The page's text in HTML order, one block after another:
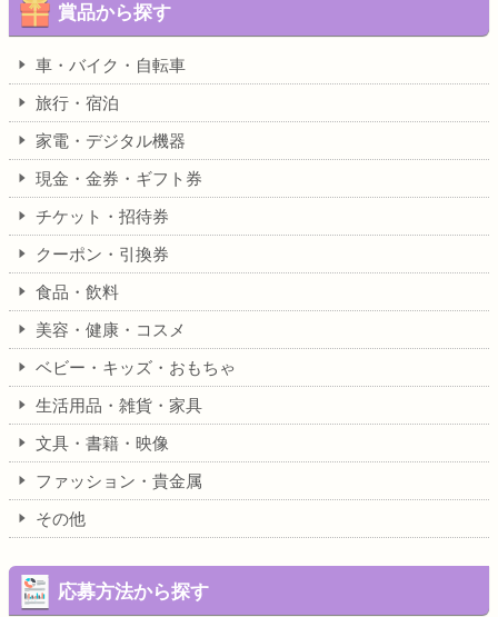
賞品から探す
車・バイク・自転車
旅行・宿泊
家電・デジタル機器
現金・金券・ギフト券
チケット・招待券
クーポン・引換券
食品・飲料
美容・健康・コスメ
ベビー・キッズ・おもちゃ
生活用品・雑貨・家具
文具・書籍・映像
ファッション・貴金属
その他
応募方法から探す